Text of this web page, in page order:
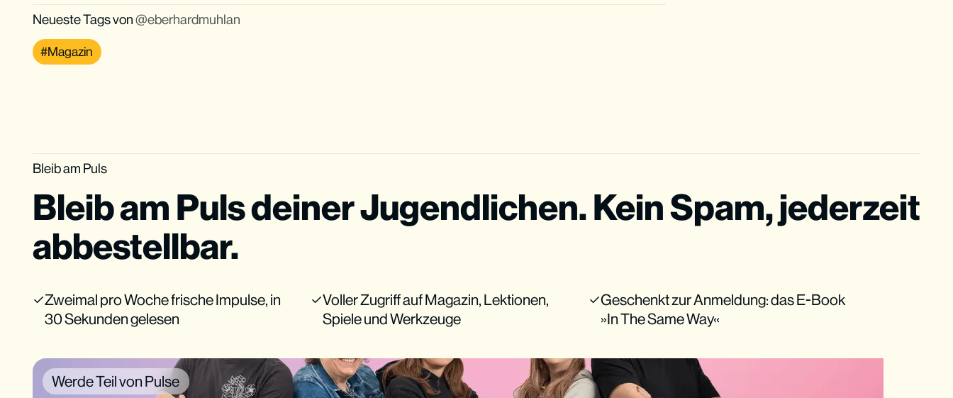
Neueste Tags von eberhardmuhlan
Magazin
Bleib am Puls
Bleib am Puls deiner Jugendlichen. Kein Spam, jederzeit
abbestellbar.
Zweimal pro Woche frische Impulse, in
30 Sekunden gelesen
Voller Zugriff auf Magazin, Lektionen,
Spiele und Werkzeuge
Geschenkt zur Anmeldung: das E-Book
»In The Same Way«
Werde Teil von Pulse